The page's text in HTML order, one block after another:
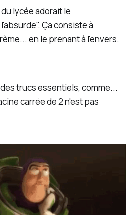
lycée adorait le
Ça consiste à
en le prenant à l'envers.
trucs essentiels, comme...
carrée de 2 n'est pas